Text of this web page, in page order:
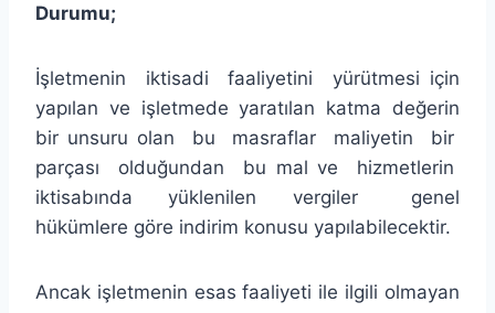
Durumu;
İşletmenin iktisadi faaliyetini yürütmesi için
yapılan ve işletmede yaratılan katma değerin
bir unsuru olan bu masraflar maliyetin bir
parçası olduğundan bu mal ve hizmetlerin
iktisabında yüklenilen vergiler genel
hükümlere göre indirim konusu yapılabilecektir.
Ancak işletmenin esas faaliyeti ile ilgili olmayan